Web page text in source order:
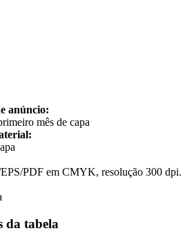
anúncio:
mês de capa
PDF em CMYK, resolução 300 dpi.
da tabela